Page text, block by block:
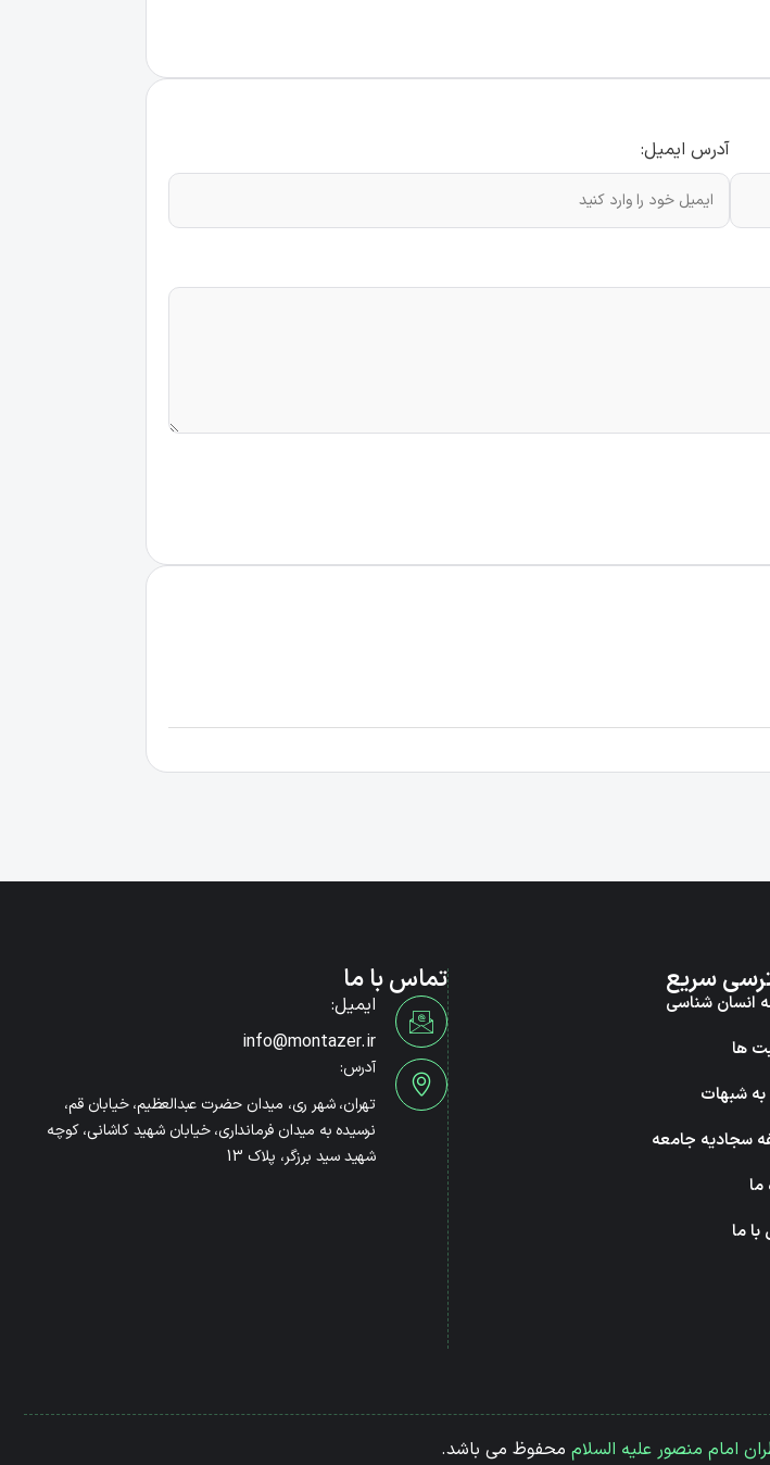
آدرس ایمیل:
سریع
انسان شناسی
ها
شبهات
سجادیه جامعه
ما
ما
تماس با ما
ایمیل:
info@montazer.ir
آدرس:
تهران، شهر ری، میدان حضرت عبدالعظیم، خیابان قم،
نرسیده به میدان فرمانداری، خیابان شهید کاشانی، کوچه
شهید سید برزگر، پلاک 13
امام منصور علیه السلام محفوظ می باشد.